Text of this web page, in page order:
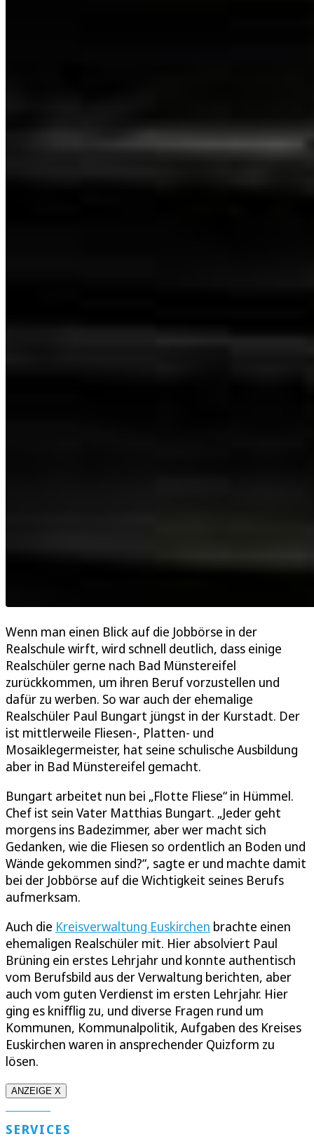
Wenn man einen Blick auf die Jobbörse in der
Realschule wirft, wird schnell deutlich, dass einige
Realschüler gerne nach Bad Münstereifel
zurückkommen, um ihren Beruf vorzustellen und
dafür zu werben. So war auch der ehemalige
Realschüler Paul Bungart jüngst in der Kurstadt. Der
ist mittlerweile Fliesen-, Platten- und
Mosaiklegermeister, hat seine schulische Ausbildung
aber in Bad Münstereifel gemacht.
Bungart arbeitet nun bei „Flotte Fliese“ in Hümmel.
Chef ist sein Vater Matthias Bungart. „Jeder geht
morgens ins Badezimmer, aber wer macht sich
Gedanken, wie die Fliesen so ordentlich an Boden und
Wände gekommen sind?“, sagte er und machte damit
bei der Jobbörse auf die Wichtigkeit seines Berufs
aufmerksam.
Auch die Kreisverwaltung Euskirchen brachte einen
ehemaligen Realschüler mit. Hier absolviert Paul
Brüning ein erstes Lehrjahr und konnte authentisch
vom Berufsbild aus der Verwaltung berichten, aber
auch vom guten Verdienst im ersten Lehrjahr. Hier
ging es knifflig zu, und diverse Fragen rund um
Kommunen, Kommunalpolitik, Aufgaben des Kreises
Euskirchen waren in ansprechender Quizform zu
lösen.
ANZEIGE X
SERVICES